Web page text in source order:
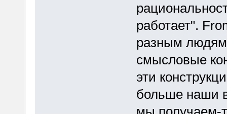
работает".
разным
смысловые
эти
больше наши